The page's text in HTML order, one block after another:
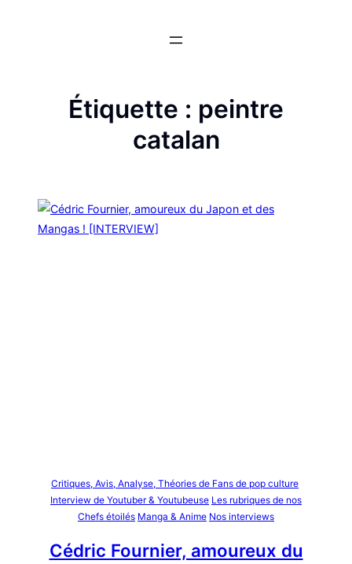
Étiquette : peintre
catalan
Critiques, Avis, Analyse, Théories de Fans de pop culture
Interview de Youtuber & Youtubeuse Les rubriques de nos
Chefs étoilés Manga & Anime Nos interviews
Cédric Fournier, amoureux du